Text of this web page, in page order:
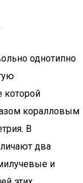
однотипно
которой
коралловым
В
два
и